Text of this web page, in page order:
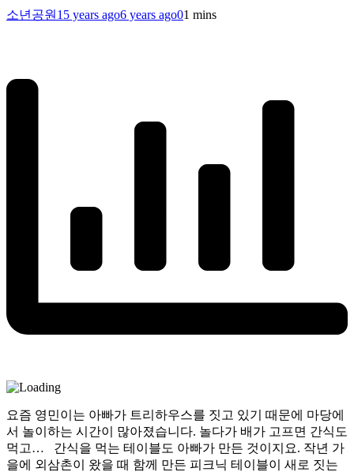
소년공원 15 years ago6 years ago01 mins
요즘 영민이는 아빠가 트리하우스를 짓고 있기 때문에 마당에
서 놀이하는 시간이 많아졌습니다. 놀다가 배가 고프면 간식도
먹고… 간식을 먹는 테이블도 아빠가 만든 것이지요. 작년 가
을에 외삼촌이 왔을 때 함께 만든 피크닉 테이블이 새로 짓는